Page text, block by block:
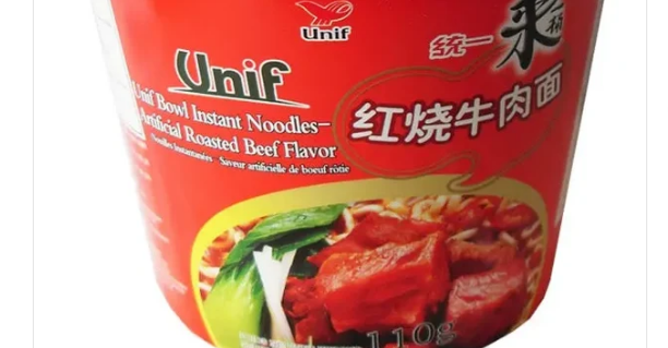
Apri supporto 0 in modalità modale